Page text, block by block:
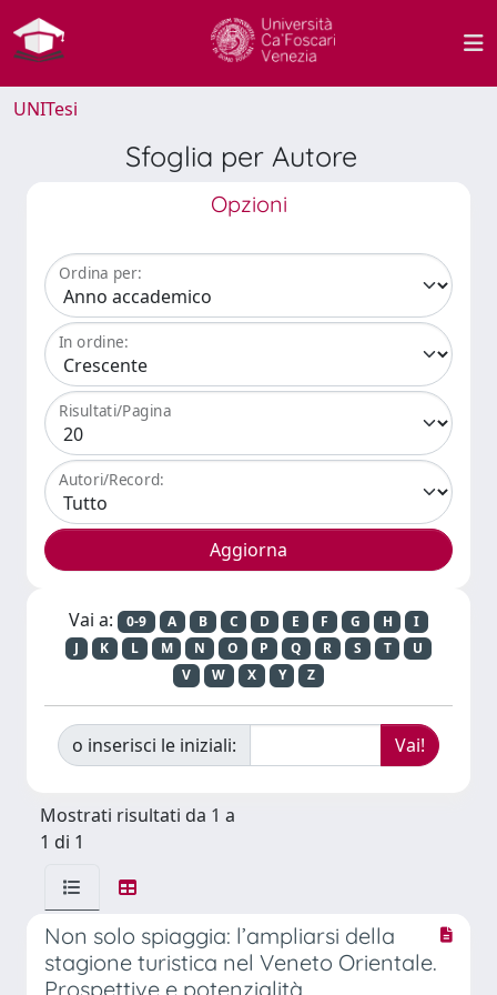
UNITesi
Sfoglia per Autore
Opzioni
Ordina per:
In ordine:
Risultati/Pagina
Autori/Record:
Vai a: 0-9 A B C D E F G H
I
J
K L M N O P Q R S T
U
V
W X Y Z
o inserisci le iniziali:
Mostrati risultati da 1 a
1 di 1
Non solo spiaggia: l’ampliarsi della
stagione turistica nel Veneto Orientale.
Prospettive e potenzialità